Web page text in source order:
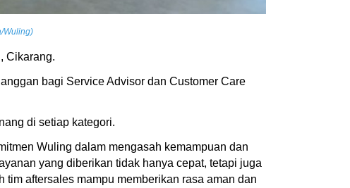
Wuling)
Cikarang.
bagi Service Advisor dan Customer Care
di setiap kategori.
Wuling dalam mengasah kemampuan dan
yang diberikan tidak hanya cepat, tetapi juga
aftersales mampu memberikan rasa aman dan